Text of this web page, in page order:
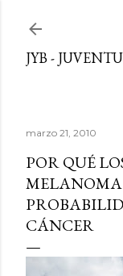
JYB -
marzo 21, 2010
POR QUÉ
CÁNCER